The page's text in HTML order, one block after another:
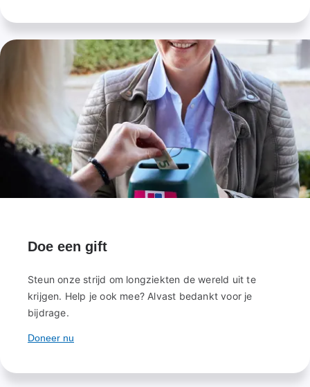
Doe een gift
Steun onze strijd om longziekten de wereld uit te
krijgen. Help je ook mee? Alvast bedankt voor je
bijdrage.
Doneer nu